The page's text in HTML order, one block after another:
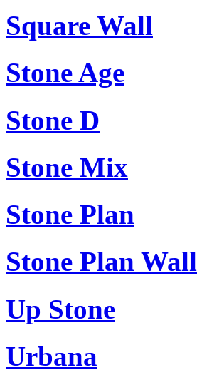
Square Wall
Stone Age
Stone D
Stone Mix
Stone Plan
Stone Plan Wall
Up Stone
Urbana